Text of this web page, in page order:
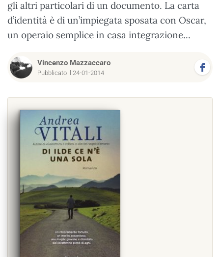
gli altri particolari di un documento. La carta
d’identità è di un’impiegata sposata con Oscar,
un operaio semplice in casa integrazione...
Vincenzo Mazzaccaro
Pubblicato il 24-01-2014